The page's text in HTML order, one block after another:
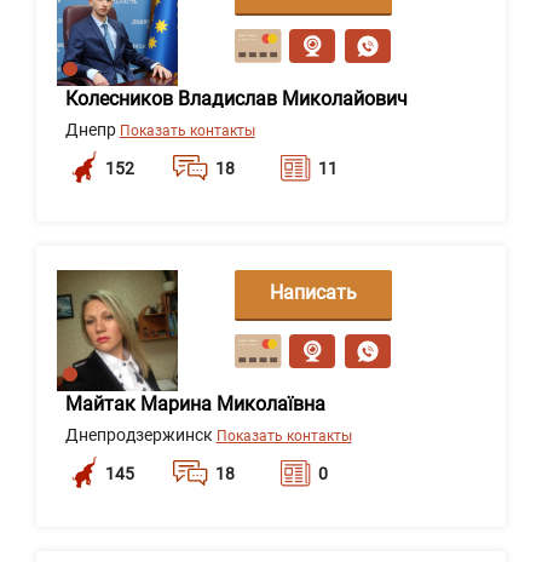
Колесников Владислав Миколайович
Днепр Показать контакты
152 18 11
сообщение
Майтак Марина Миколаївна
Днепродзержинск Показать контакты
145 18 0
Написать
сообщение